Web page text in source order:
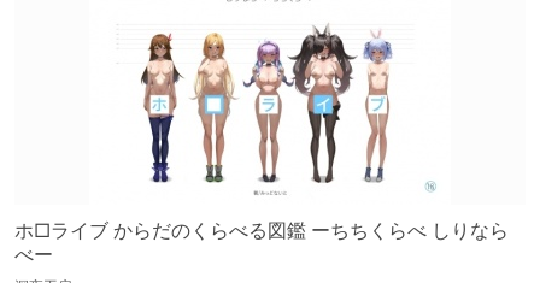
ホ□ライブ からだのくらべる図鑑 ーちちくらべ しりなら
べー